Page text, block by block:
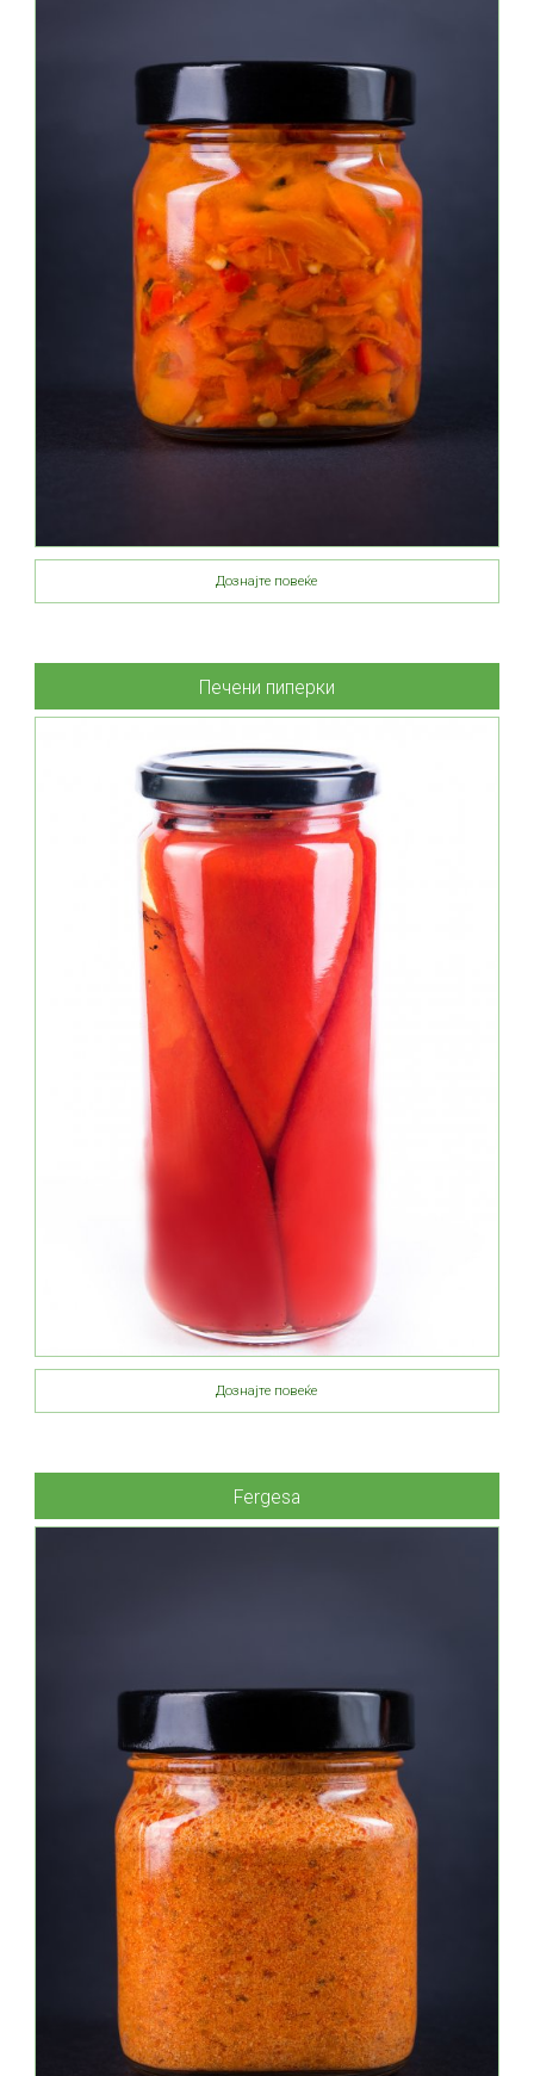
Дознајте повеќе
Печени пиперки
Дознајте повеќе
Fergesa